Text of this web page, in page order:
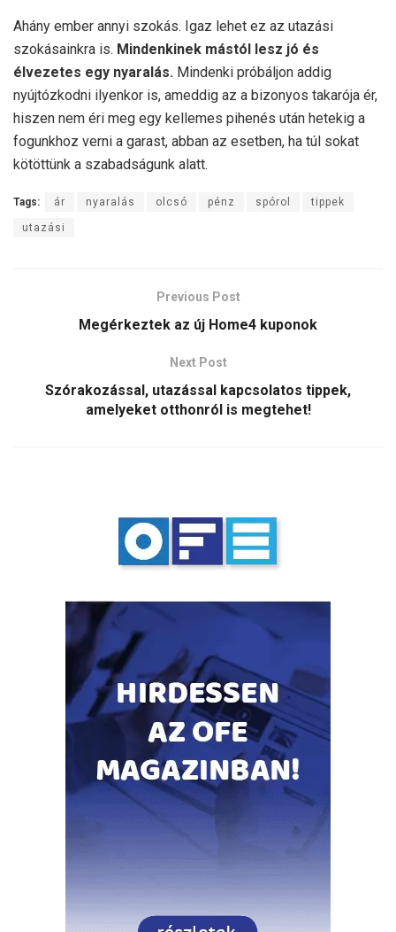
Ahány ember annyi szokás. Igaz lehet ez az utazási
szokásainkra is. Mindenkinek mástól lesz jó és
élvezetes egy nyaralás. Mindenki próbáljon addig
nyújtózkodni ilyenkor is, ameddig az a bizonyos takarója ér,
hiszen nem éri meg egy kellemes pihenés után hetekig a
fogunkhoz verni a garast, abban az esetben, ha túl sokat
kötöttünk a szabadságunk alatt.
Tags: ár nyaralás olcsó pénz spórol tippek
utazási
Previous Post
Megérkeztek az új Home4 kuponok
Next Post
Szórakozással, utazással kapcsolatos tippek,
amelyeket otthonról is megtehet!